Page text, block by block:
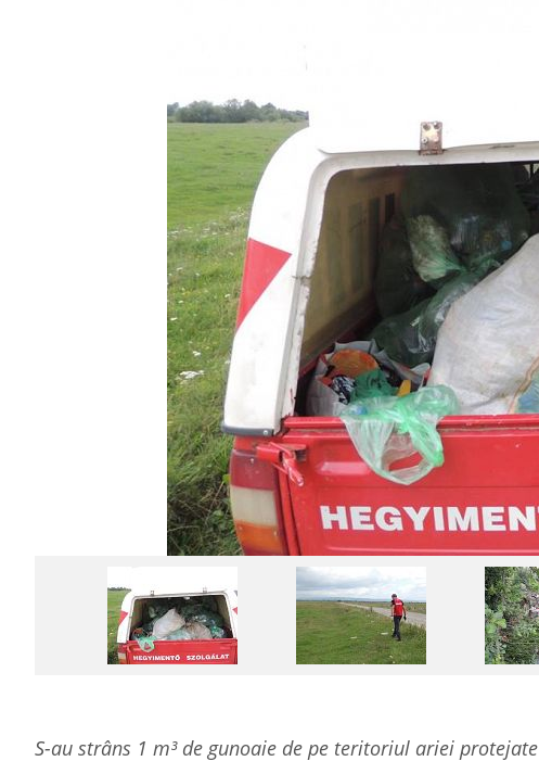
S-au strâns 1 m³ de gunoaie de pe teritoriul ariei protejate